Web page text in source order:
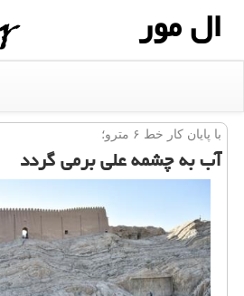
ال مور
با پایان كار خط ۶ مترو؛
آب به چشمه علی برمی گردد